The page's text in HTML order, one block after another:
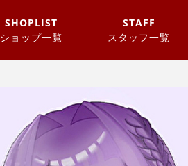
SHOPLIST
ショップ一覧
STAFF
スタッフ一覧